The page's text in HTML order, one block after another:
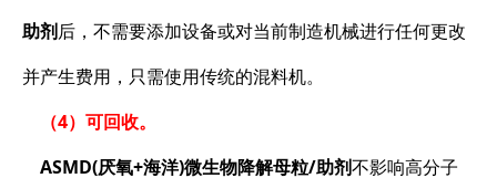
助剂后，不需要添加设备或对当前制造机械进行任何更改
并产生费用，只需使用传统的混料机。
（4）可回收。
ASMD(厌氧+海洋)微生物降解母粒/助剂不影响高分子